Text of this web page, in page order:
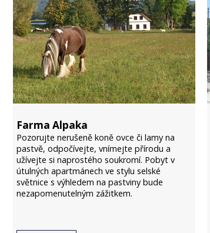
Farma Alpaka
Pozorujte nerušeně koně ovce či lamy na
pastvě, odpočívejte, vnímejte přírodu a
užívejte si naprostého soukromí. Pobyt v
útulných apartmánech ve stylu selské
světnice s výhledem na pastviny bude
nezapomenutelným zážitkem.